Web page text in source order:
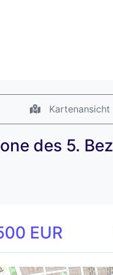
Kartenansicht
des 5.
EUR